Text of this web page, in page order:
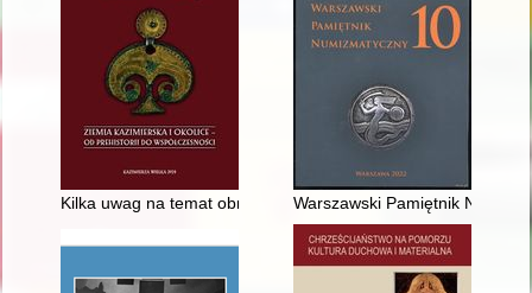
Kilka uwag na temat obrazu Chrystusa ukrzyżowanego w
Warszawski Pamiętnik